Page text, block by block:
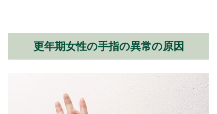
更年期女性の手指の異常の原因